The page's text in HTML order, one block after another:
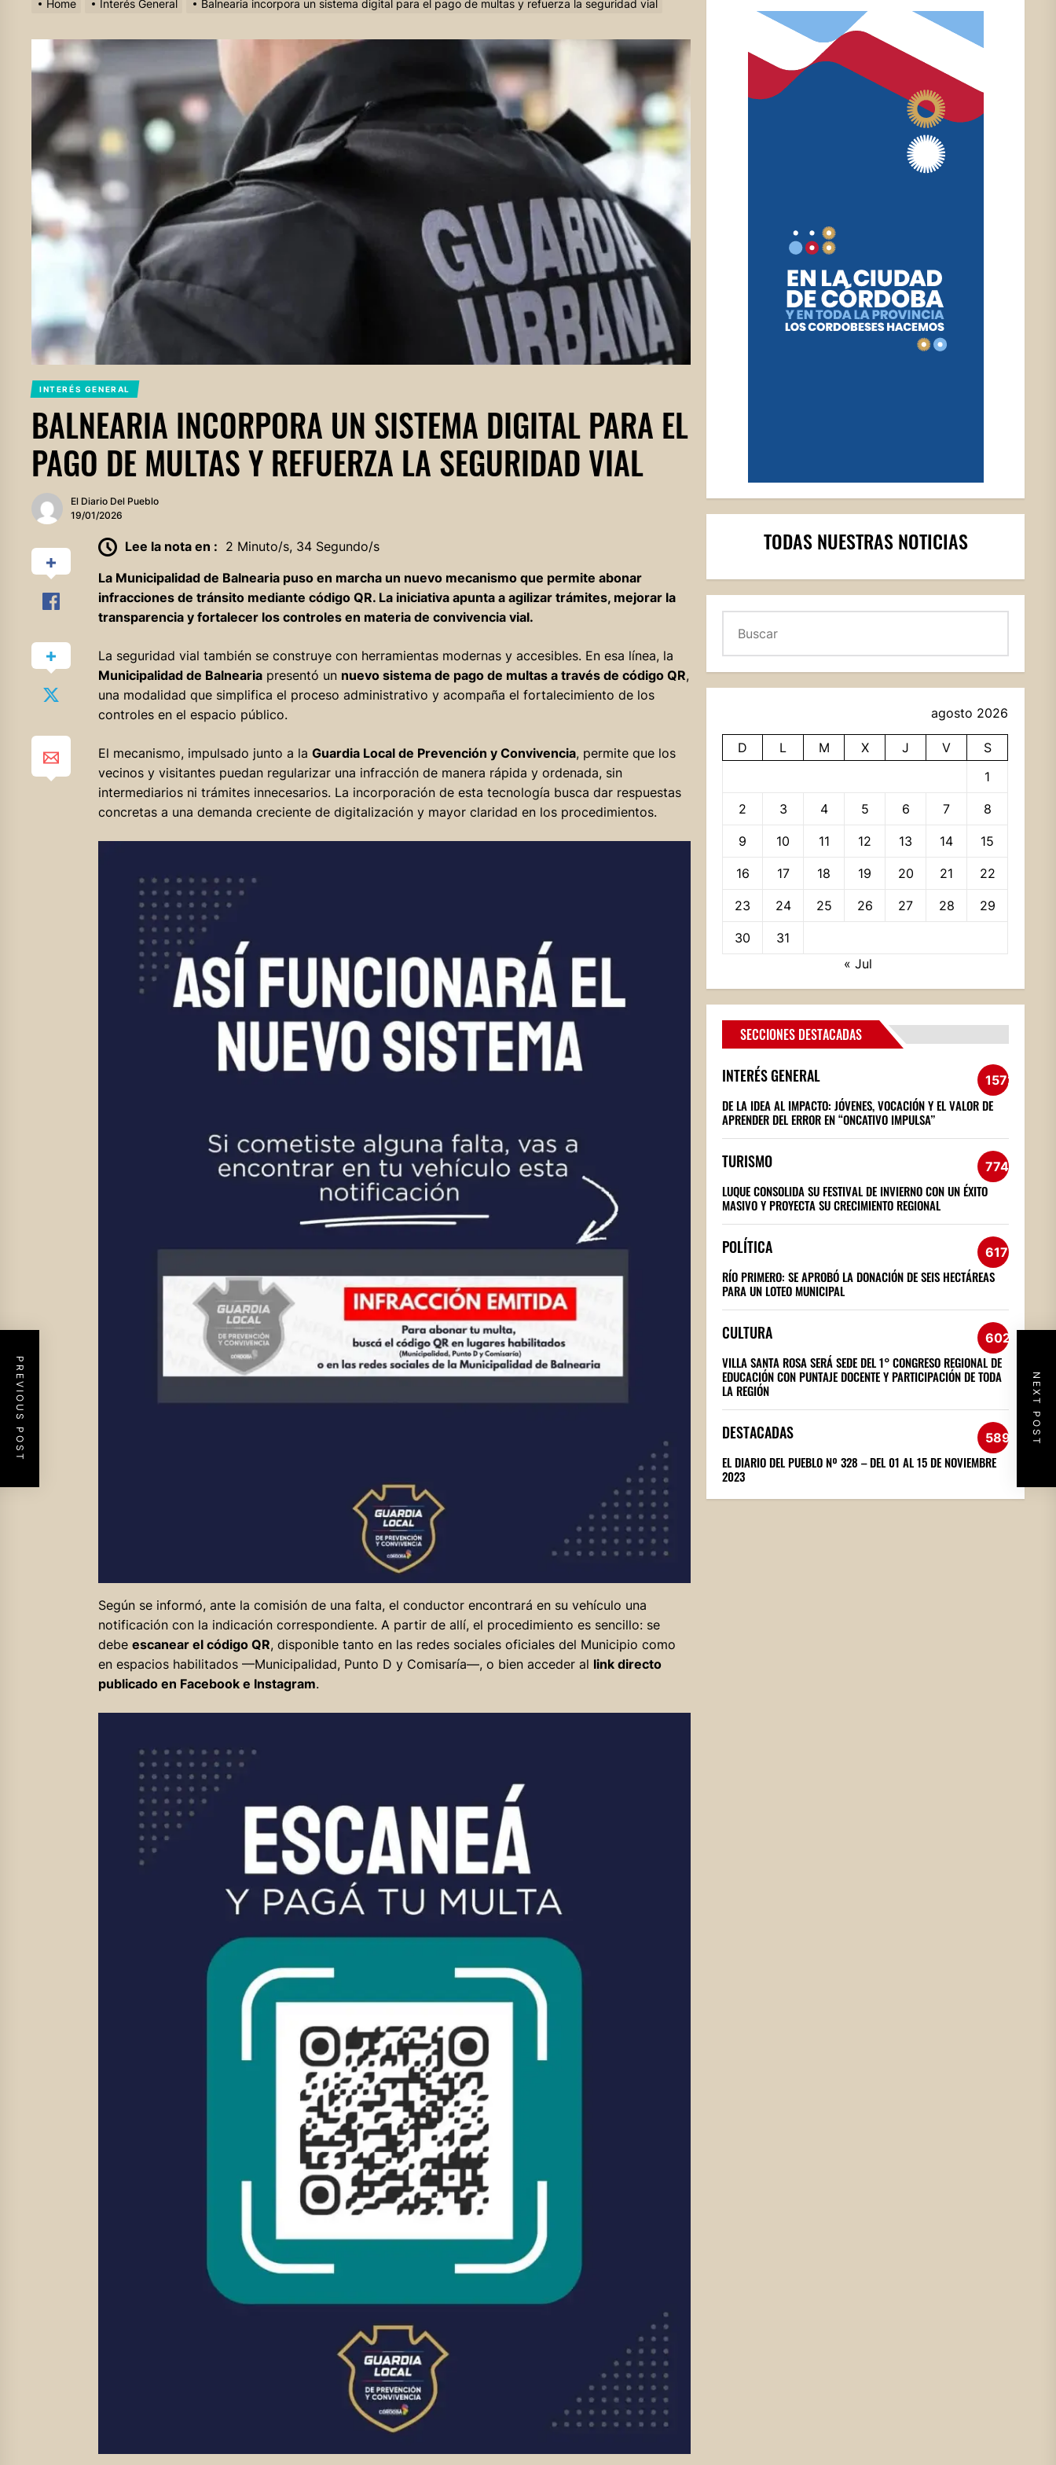
Home Interés General Balnearia incorpora un sistema digital para el pago de multas y refuerza la seguridad vial
INTERÉS GENERAL
BALNEARIA INCORPORA UN SISTEMA DIGITAL PARA EL
PAGO DE MULTAS Y REFUERZA LA SEGURIDAD VIAL
El Diario Del Pueblo
19/01/2026
Lee la nota en : 2 Minuto/s, 34 Segundo/s
La Municipalidad de Balnearia puso en marcha un nuevo mecanismo que permite abonar
infracciones de tránsito mediante código QR. La iniciativa apunta a agilizar trámites, mejorar la
transparencia y fortalecer los controles en materia de convivencia vial.
La seguridad vial también se construye con herramientas modernas y accesibles. En esa línea, la
Municipalidad de Balneariapresentó un nuevo sistema de pago de multas a través de código QR,
una modalidad que simplifica el proceso administrativo y acompaña el fortalecimiento de los
controles en el espacio público.
El mecanismo, impulsado junto a la Guardia Local de Prevención y Convivencia, permite que los
vecinos y visitantes puedan regularizar una infracción de manera rápida y ordenada, sin
intermediarios ni trámites innecesarios. La incorporación de esta tecnología busca dar respuestas
concretas a una demanda creciente de digitalización y mayor claridad en los procedimientos.
Según se informó, ante la comisión de una falta, el conductor encontrará en su vehículo una
notificación con la indicación correspondiente. A partir de allí, el procedimiento es sencillo: se
debe escanear el código QR, disponible tanto en las redes sociales oficiales del Municipio como
en espacios habilitados —Municipalidad, Punto D y Comisaría—, o bien acceder al link directo
publicado en Facebook e Instagram.
PREVIOUS POST NEXT POST
TODAS NUESTRAS NOTICIAS
agosto 2026
D L M X J V
S
1
2 3 4 5 6 7 8
9 10 11 12 13 14 15
16 17 18 19 20 21 22
23 24 25 26 27 28 29
30
31
« Jul
SECCIONES DESTACADAS
INTERÉS GENERAL 1572
DE LA IDEA AL IMPACTO: JÓVENES, VOCACIÓN Y EL VALOR DE
APRENDER DEL ERROR EN “ONCATIVO IMPULSA”
TURISMO 774
LUQUE CONSOLIDA SU FESTIVAL DE INVIERNO CON UN ÉXITO
MASIVO Y PROYECTA SU CRECIMIENTO REGIONAL
POLÍTICA 617
RÍO PRIMERO: SE APROBÓ LA DONACIÓN DE SEIS HECTÁREAS
PARA UN LOTEO MUNICIPAL
CULTURA 602
VILLA SANTA ROSA SERÁ SEDE DEL 1° CONGRESO REGIONAL DE
EDUCACIÓN CON PUNTAJE DOCENTE Y PARTICIPACIÓN DE TODA
LA REGIÓN
DESTACADAS 589
EL DIARIO DEL PUEBLO Nº 328 – DEL 01 AL 15 DE NOVIEMBRE
2023